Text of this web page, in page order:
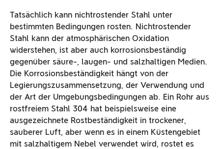
Tatsächlich kann nichtrostender Stahl unter
bestimmten Bedingungen rosten. Nichtrostender
Stahl kann der atmosphärischen Oxidation
widerstehen, ist aber auch korrosionsbeständig
gegenüber säure-, laugen- und salzhaltigen Medien.
Die Korrosionsbeständigkeit hängt von der
Legierungszusammensetzung, der Verwendung und
der Art der Umgebungsbedingungen ab. Ein Rohr aus
rostfreiem Stahl 304 hat beispielsweise eine
ausgezeichnete Rostbeständigkeit in trockener,
sauberer Luft, aber wenn es in einem Küstengebiet
mit salzhaltigem Nebel verwendet wird, rostet es